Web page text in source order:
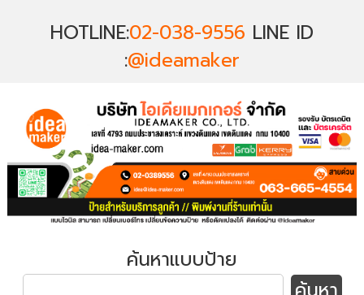
HOTLINE:02-038-9556 LINE ID
:@ideamaker
ค้นหาแบบป้าย